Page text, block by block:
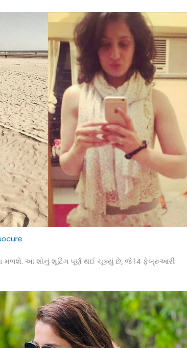
મળશે. આ શોનું શૂટિંગ પૂર્ણ થઈ ચૂક્યું છે, જે 14 ફેબ્રુઆરી